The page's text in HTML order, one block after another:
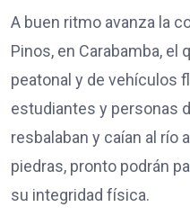
A buen ritmo avanza la
Pinos, en Carabamba,
peatonal y de vehículos
estudiantes y personas
resbalaban y caían al río
piedras, pronto podrán
su integridad física.